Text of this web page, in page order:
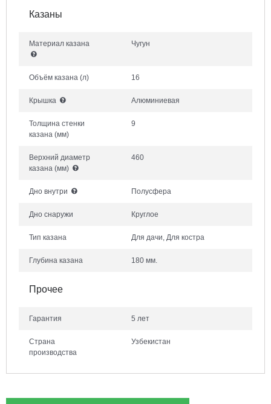
Казаны
Материал казана Чугун
Объём казана (л) 16
Крышка Алюминиевая
Толщина стенки
казана (мм)
9
Верхний диаметр
казана (мм)
460
Дно внутри Полусфера
Дно снаружи Круглое
Тип казана Для дачи, Для костра
Глубина казана 180 мм.
Прочее
Гарантия 5 лет
Страна
производства
Узбекистан